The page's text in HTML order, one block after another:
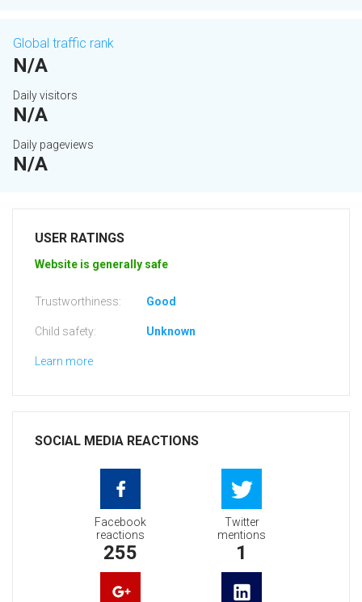
Global traffic rank
N/A
Daily visitors
N/A
Daily pageviews
N/A
USER RATINGS
Website is generally safe
Trustworthiness: Good
Child safety: Unknown
Learn more
SOCIAL MEDIA REACTIONS
Facebook
reactions
255
Twitter
mentions
1